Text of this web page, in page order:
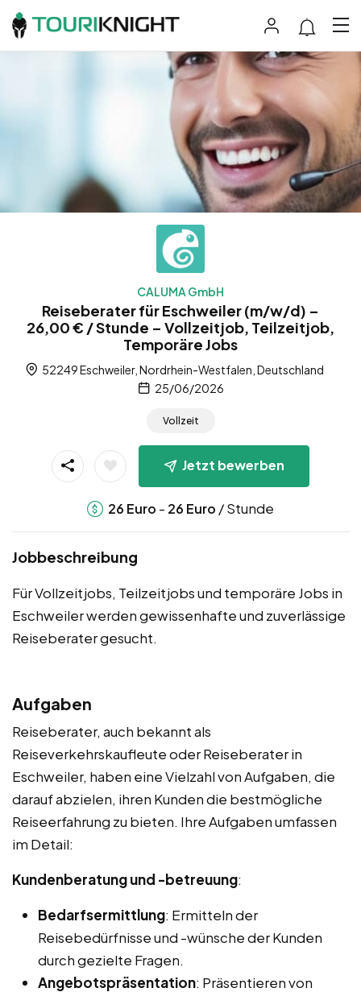
CALUMA GmbH
Reiseberater für Eschweiler (m/w/d) –
26,00 € / Stunde – Vollzeitjob, Teilzeitjob,
Temporäre Jobs
52249 Eschweiler, Nordrhein-Westfalen, Deutschland
25/06/2026
Vollzeit
Jetzt bewerben
26 Euro - 26 Euro / Stunde
Jobbeschreibung
Für Vollzeitjobs, Teilzeitjobs und temporäre Jobs in
Eschweiler werden gewissenhafte und zuverlässige
Reiseberater gesucht.
Aufgaben
Reiseberater, auch bekannt als
Reiseverkehrskaufleute oder Reiseberater in
Eschweiler, haben eine Vielzahl von Aufgaben, die
darauf abzielen, ihren Kunden die bestmögliche
Reiseerfahrung zu bieten. Ihre Aufgaben umfassen
im Detail:
Kundenberatung und -betreuung:
Bedarfsermittlung: Ermitteln der
Reisebedürfnisse und -wünsche der Kunden
durch gezielte Fragen.
Angebotspräsentation: Präsentieren von